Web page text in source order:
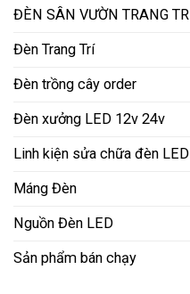
ĐÈN SÂN VƯỜN TRANG TRÍ
Đèn Trang Trí
Đèn trồng cây order
Đèn xưởng LED 12v 24v
Linh kiện sửa chữa đèn LED
Máng Đèn
Nguồn Đèn LED
Sản phẩm bán chạy